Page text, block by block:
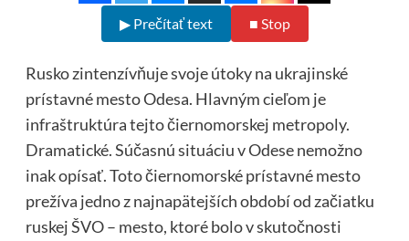
▶ Prečítať text ■ Stop
Rusko zintenzívňuje svoje útoky na ukrajinské
prístavné mesto Odesa. Hlavným cieľom je
infraštruktúra tejto čiernomorskej metropoly.
Dramatické. Súčasnú situáciu v Odese nemožno
inak opísať. Toto čiernomorské prístavné mesto
prežíva jedno z najnapätejších období od začiatku
ruskej ŠVO – mesto, ktoré bolo v skutočnosti